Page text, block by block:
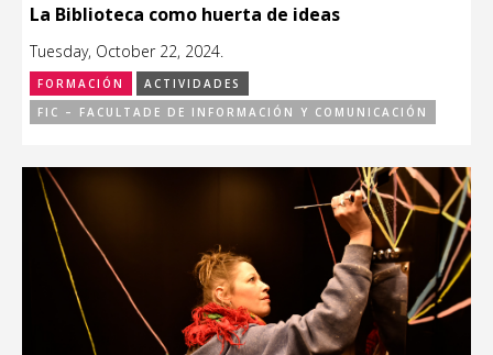
La Biblioteca como huerta de ideas
Tuesday, October 22, 2024.
FORMACIÓN
ACTIVIDADES
FIC – FACULTADE DE INFORMACIÓN Y COMUNICACIÓN